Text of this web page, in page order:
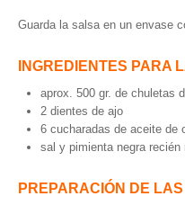
Guarda la salsa en un envase
INGREDIENTES PARA
aprox. 500 gr. de chuletas
2 dientes de ajo
6 cucharadas de aceite de
sal y pimienta negra
PREPARACIÓN DE